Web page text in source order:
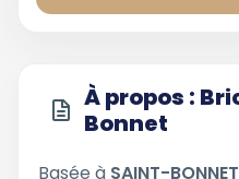
À propos :
Bonnet
Basée à SAINT-